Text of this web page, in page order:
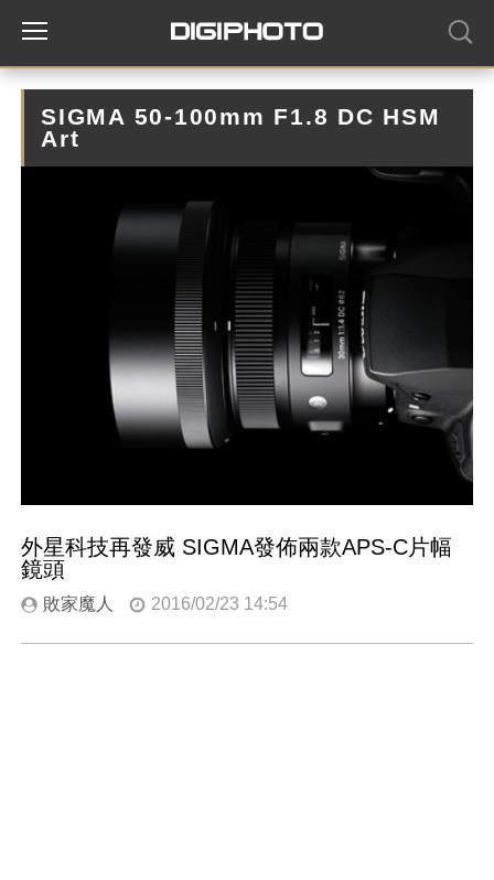
SIGMA 50-100mm F1.8 DC HSM
Art
外星科技再發威 SIGMA發佈兩款APS-C片幅
鏡頭
敗家魔人 2016/02/23 14:54